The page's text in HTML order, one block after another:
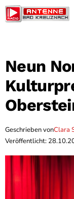
Neun
Geschrieben vonClara
Veröffentlicht: